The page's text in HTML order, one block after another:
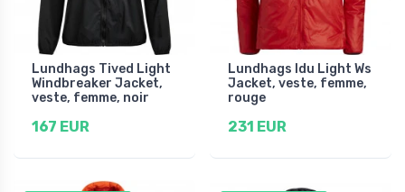
Lundhags Tived Light
Windbreaker Jacket,
veste, femme, noir
167 EUR
Lundhags Idu Light Ws
Jacket, veste, femme,
rouge
231 EUR